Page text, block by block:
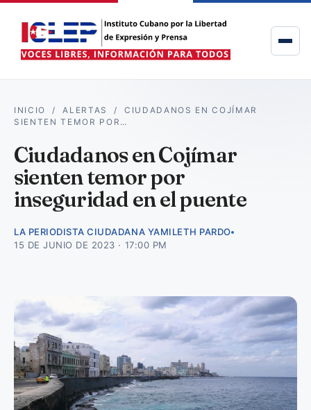
INICIO /ALERTAS /CIUDADANOS EN COJÍMAR
SIENTEN TEMOR POR…
Ciudadanos en Cojímar
sienten temor por
inseguridad en el puente
LA PERIODISTA CIUDADANA YAMILETH PARDO
15 DE JUNIO DE 2023 · 17:00 PM